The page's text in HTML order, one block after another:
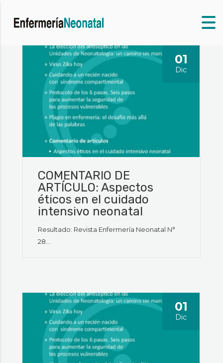
01
Dic
COMENTARIO DE
ARTÍCULO: Aspectos
éticos en el cuidado
intensivo neonatal
Resultado: Revista Enfermería Neonatal N°
28...
01
Dic